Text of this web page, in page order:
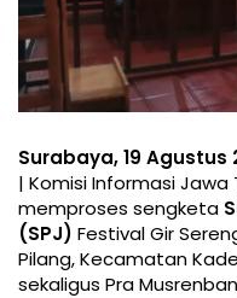
Surabaya, 19
| Komisi Informasi
memproses sengketa
(SPJ) Festival Gir
Pilang, Kecamatan
sekaligus Pra